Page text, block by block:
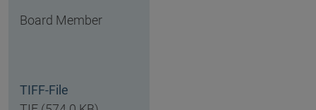
Board Member
TIFF-File